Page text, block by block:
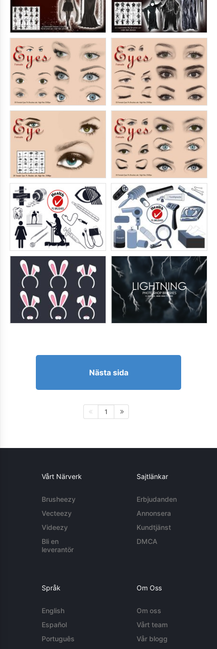
Nästa sida
1
Vårt Närverk
Brusheezy
Vecteezy
Videezy
Bli en
leverantör
Sajtlänkar
Erbjudanden
Annonsera
Kundtjänst
DMCA
Språk
English
Español
Português
Om Oss
Om oss
Vårt team
Vår blogg